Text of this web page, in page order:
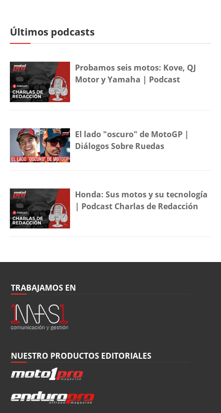
Últimos podcasts
Probamos seis motos: Kove, QJ
Motor y Yamaha | Podcast
El lado "oscuro" de MotoGP |
Diálogos Sobre Ruedas
Honda: Sus motos y su tecnología
| Podcast Charlas de Redacción
TRABAJAMOS EN
NUESTRO PRODUCTOS EDITORIALES